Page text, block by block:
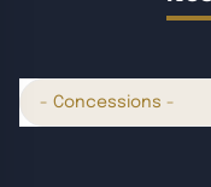
- Concessions -